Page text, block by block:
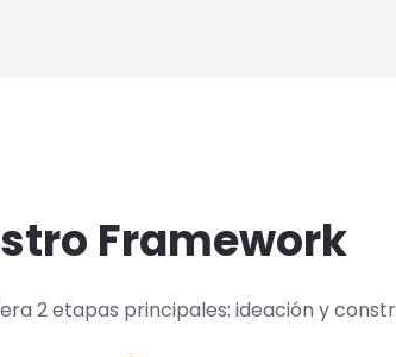
Framework
2 etapas principales: ideación y